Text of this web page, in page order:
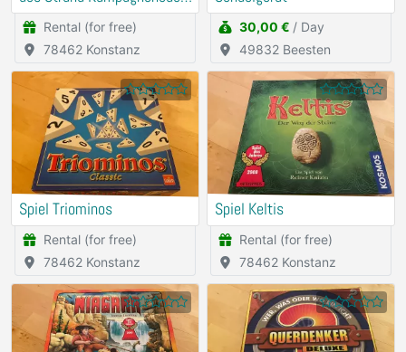
Deutsch mit Würfeln
Rental (for free)
78462 Konstanz
30,00 € / Day
49832 Beesten
Spiel Triominos
Rental (for free)
78462 Konstanz
Spiel Keltis
Rental (for free)
78462 Konstanz